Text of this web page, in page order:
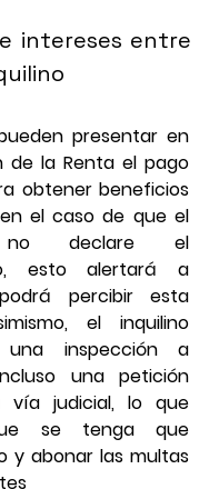
intereses entre
presentar en
de la Renta el pago
obtener beneficios
el caso de que el
no declare el
esto alertará a
percibir esta
el inquilino
inspección a
una petición
vía judicial, lo que
se tenga que
y abonar las multas